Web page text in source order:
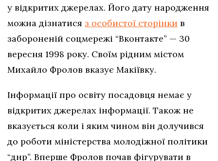
у відкритих джерелах. Його дату народження
можна дізнатися з особистої сторінки в
забороненій соцмережі “Вконтакте” — 30
вересня 1998 року. Своїм рідним містом
Михайло Фролов вказує Макіївку.
Інформації про освіту посадовця немає у
відкритих джерелах інформації. Також не
вказується коли і яким чином він долучився
до роботи міністерства молодіжної політики
“днр”. Вперше Фролов почав фігурувати в